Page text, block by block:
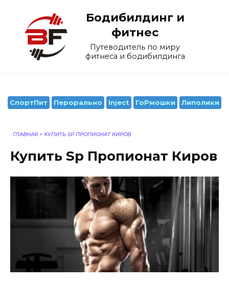
содержанию
Бодибилдинг и
фитнес
Путеводитель по миру
фитнеса и бодибилдинга
СпортПит Перорально Inject ГоРмошки Липолики
ГЛАВНАЯ > КУПИТЬ SP ПРОПИОНАТ КИРОВ
Купить Sp Пропионат Киров